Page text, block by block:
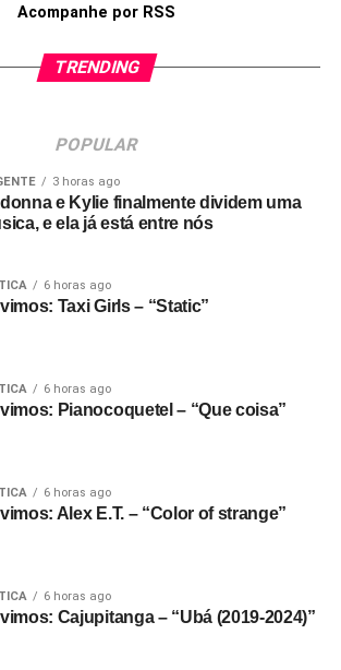
Acompanhe por RSS
TRENDING
POPULAR
3 horas ago
e Kylie finalmente dividem uma
e ela já está entre nós
6 horas ago
Taxi Girls – “Static”
6 horas ago
Pianocoquetel – “Que coisa”
6 horas ago
Alex E.T. – “Color of strange”
6 horas ago
Cajupitanga – “Ubá (2019-2024)”